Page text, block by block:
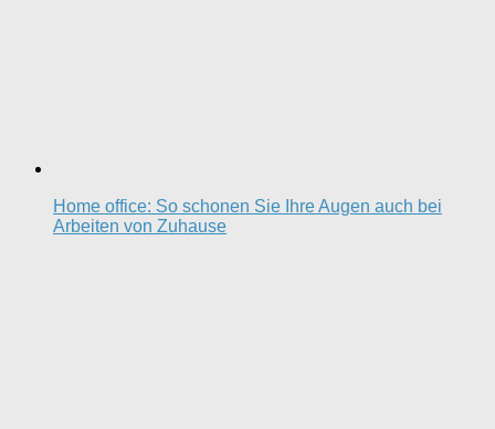
Home office: So schonen Sie Ihre Augen auch bei
Arbeiten von Zuhause